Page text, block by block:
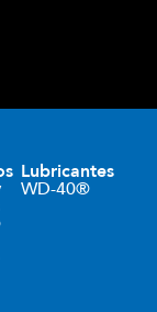
Lubricantes
WD-40®